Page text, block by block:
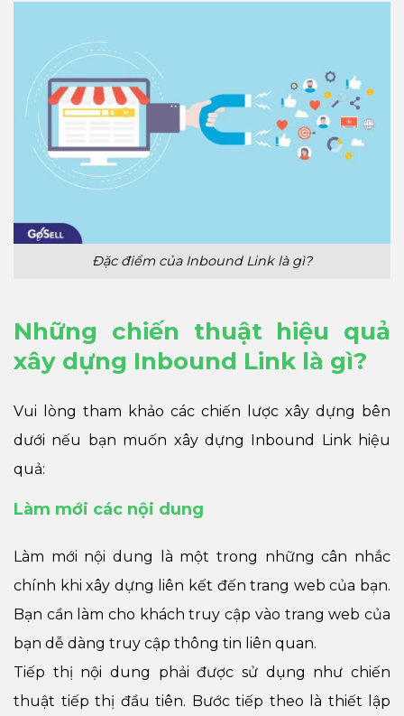
Đặc điểm của Inbound Link là gì?
Những chiến thuật hiệu quả
xây dựng Inbound Link là gì?
Vui lòng tham khảo các chiến lược xây dựng bên
dưới nếu bạn muốn xây dựng Inbound Link hiệu
quả:
Làm mới các nội dung
Làm mới nội dung là một trong những cân nhắc
chính khi xây dựng liên kết đến trang web của bạn.
Bạn cần làm cho khách truy cập vào trang web của
bạn dễ dàng truy cập thông tin liên quan.
Tiếp thị nội dung phải được sử dụng như chiến
thuật tiếp thị đầu tiên. Bước tiếp theo là thiết lập